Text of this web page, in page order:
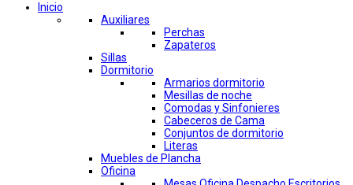
Inicio
Auxiliares
Perchas
Zapateros
Sillas
Dormitorio
Armarios dormitorio
Mesillas de noche
Comodas y Sinfonieres
Cabeceros de Cama
Conjuntos de dormitorio
Literas
Muebles de Plancha
Oficina